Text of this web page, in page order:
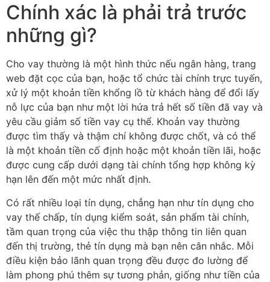
Chính xác là phải trả trước
những gì?
Cho vay thường là một hình thức nếu ngân hàng, trang
web đặt cọc của bạn, hoặc tổ chức tài chính trực tuyến,
xử lý một khoản tiền khổng lồ từ khách hàng để đổi lấy
nỗ lực của bạn như một lời hứa trả hết số tiền đã vay và
yêu cầu giảm số tiền vay cụ thể. Khoản vay thường
được tìm thấy và thậm chí không được chốt, và có thể
là một khoản tiền cố định hoặc một khoản tiền lãi, hoặc
được cung cấp dưới dạng tài chính tổng hợp không kỳ
hạn lên đến một mức nhất định.
Có rất nhiều loại tín dụng, chẳng hạn như tín dụng cho
vay thế chấp, tín dụng kiểm soát, sản phẩm tài chính,
tầm quan trọng của việc thu thập thông tin liên quan
đến thị trường, thẻ tín dụng mà bạn nên cân nhắc. Mỗi
điều kiện bảo lãnh quan trọng đều được đo lường để
làm phong phú thêm sự tương phản, giống như tiền của